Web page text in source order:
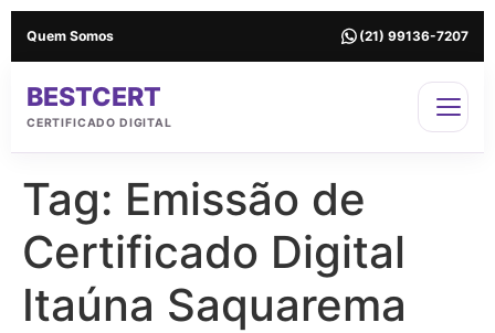
Quem Somos (21) 99136-7207
BESTCERT
CERTIFICADO DIGITAL
Tag: Emissão de
Certificado Digital
Itaúna Saquarema